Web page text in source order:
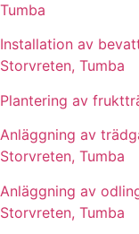
Tumba
Installation av
Storvreten, Tumba
Plantering av
Anläggning av
Storvreten, Tumba
Anläggning av
Storvreten, Tumba